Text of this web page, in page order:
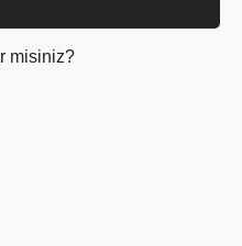
misiniz?